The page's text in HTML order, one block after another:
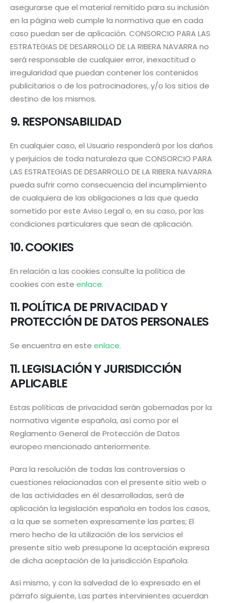
asegurarse que el material remitido para su inclusión
en la página web cumple la normativa que en cada
caso puedan ser de aplicación. CONSORCIO PARA LAS
ESTRATEGIAS DE DESARROLLO DE LA RIBERA NAVARRA no
será responsable de cualquier error, inexactitud o
irregularidad que puedan contener los contenidos
publicitarios o de los patrocinadores, y/o los sitios de
destino de los mismos.
9. RESPONSABILIDAD
En cualquier caso, el Usuario responderá por los daños
y perjuicios de toda naturaleza que CONSORCIO PARA
LAS ESTRATEGIAS DE DESARROLLO DE LA RIBERA NAVARRA
pueda sufrir como consecuencia del incumplimiento
de cualquiera de las obligaciones a las que queda
sometido por este Aviso Legal o, en su caso, por las
condiciones particulares que sean de aplicación.
10. COOKIES
En relación a las cookies consulte la política de
cookies con este enlace.
11. POLÍTICA DE PRIVACIDAD Y
PROTECCIÓN DE DATOS PERSONALES
Se encuentra en este enlace.
11. LEGISLACIÓN Y JURISDICCIÓN
APLICABLE
Estas políticas de privacidad serán gobernadas por la
normativa vigente española, así como por el
Reglamento General de Protección de Datos
europeo mencionado anteriormente.
Para la resolución de todas las controversias o
cuestiones relacionadas con el presente sitio web o
de las actividades en él desarrolladas, será de
aplicación la legislación española en todos los casos,
a la que se someten expresamente las partes; El
mero hecho de la utilización de los servicios el
presente sitio web presupone la aceptación expresa
de dicha aceptación de la jurisdicción Española.
Así mismo, y con la salvedad de lo expresado en el
párrafo siguiente, Las partes intervinientes acuerdan